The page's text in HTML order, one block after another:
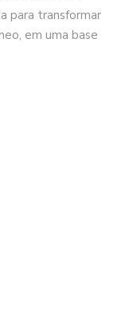
para transformar
em uma base